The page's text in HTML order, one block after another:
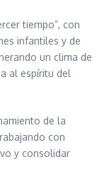
tiempo”, con
infantiles y de
un clima de
al espíritu del
de la
con
y consolidar